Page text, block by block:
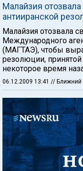
Малайзия
антииранской
Малайзия отозвала
Международного
(МАГТАЭ), чтобы
резолюции,
некоторое время
06.12.2009 13:41 // Ближний